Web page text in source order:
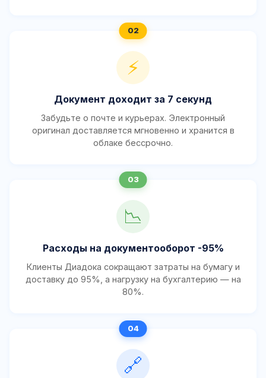
⚡
Документ доходит за 7 секунд
Забудьте о почте и курьерах. Электронный
оригинал доставляется мгновенно и хранится в
облаке бессрочно.
📉
Расходы на документооборот -95%
Клиенты Диадока сокращают затраты на бумагу и
доставку до 95%, а нагрузку на бухгалтерию — на
80%.
🔗